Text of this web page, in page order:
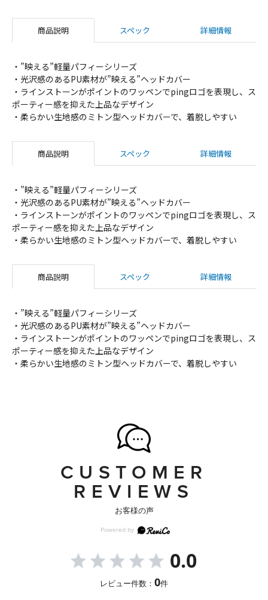
商品説明 スペック 詳細情報
・”映える”軽量パフィーシリーズ
・光沢感のあるPU素材が”映える”ヘッドカバー
・ラインストーンがポイントのワッペンでpingロゴを表現し、ス
ポーティー感を抑えた上品なデザイン
・柔らかい生地感のミトン型ヘッドカバーで、着脱しやすい
商品説明 スペック 詳細情報
・”映える”軽量パフィーシリーズ
・光沢感のあるPU素材が”映える”ヘッドカバー
・ラインストーンがポイントのワッペンでpingロゴを表現し、ス
ポーティー感を抑えた上品なデザイン
・柔らかい生地感のミトン型ヘッドカバーで、着脱しやすい
商品説明 スペック 詳細情報
・”映える”軽量パフィーシリーズ
・光沢感のあるPU素材が”映える”ヘッドカバー
・ラインストーンがポイントのワッペンでpingロゴを表現し、ス
ポーティー感を抑えた上品なデザイン
・柔らかい生地感のミトン型ヘッドカバーで、着脱しやすい
CUSTOMER
REVIEWS
お客様の声
0.0
レビュー件数： 0件